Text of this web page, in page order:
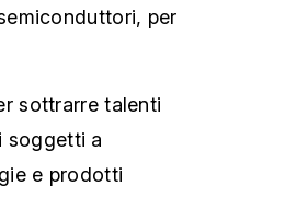
per
sottrarre talenti
soggetti a
e prodotti